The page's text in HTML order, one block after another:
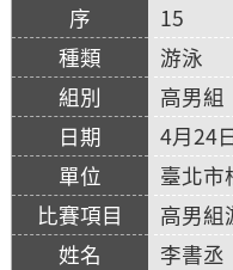
15
游泳
高男組
4月24
臺北市
高男組
李書丞